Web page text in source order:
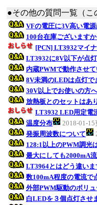
●その他の質問一覧（こ
VFの電圧に3V高い電
100台在庫ございますか
[PCN] LT3932マイ
LT3932に8V以下が点
内蔵PWMで動作させて
8V未満のLEDは点灯で
30V以上でお使いの方
放熱板とのセットはあ
LT3932 LED用定電
温度分布
2018-01-15
発振周波数について
128:1以上のPWM調光
最大にしても2000mA
LT3964とはどう違いま
数100mA程度の電流で
外部PWM駆動のボリ
白LEDを３個点灯させ